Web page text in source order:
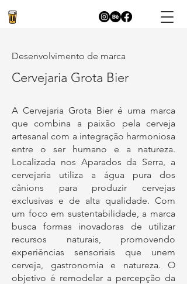
Cervejaria Grota Bier
A Cervejaria Grota Bier é uma marca
que combina a paixão pela cerveja
artesanal com a integração harmoniosa
entre o ser humano e a natureza.
Localizada nos Aparados da Serra, a
cervejaria utiliza a água pura dos
cânions para produzir cervejas
exclusivas e de alta qualidade. Com
um foco em sustentabilidade, a marca
busca formas inovadoras de utilizar
recursos naturais, promovendo
experiências sensoriais que unem
cerveja, gastronomia e natureza. O
objetivo é remodelar a percepção da
Desenvolvimento de marca